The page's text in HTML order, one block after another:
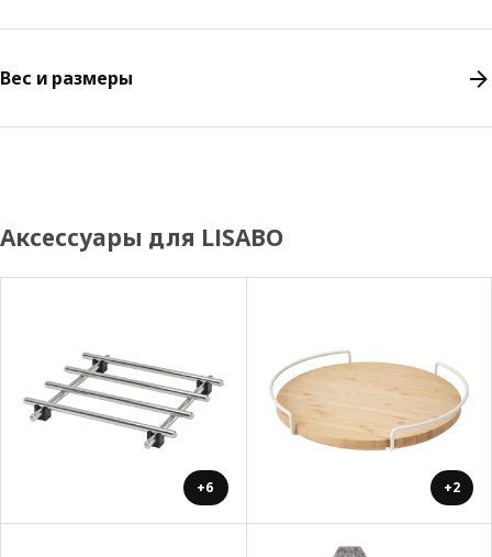
Вес и размеры
Аксессуары для LISABO
+6 +2